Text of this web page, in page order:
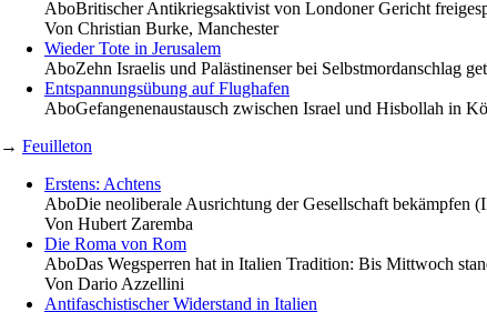
AboBritischer Antikriegsaktivist von Londoner Gericht
Von Christian Burke, Manchester
Wieder Tote in Jerusalem
AboZehn Israelis und Palästinenser bei Selbstmordanschlag
Entspannungsübung auf Flughafen
AboGefangenenaustausch zwischen Israel und Hisbollah in
→ Feuilleton
Erstens: Achtens
AboDie neoliberale Ausrichtung der Gesellschaft bekämpfen
Von Hubert Zaremba
Die Roma von Rom
AboDas Wegsperren hat in Italien Tradition: Bis Mittwoch
Von Dario Azzellini
Antifaschistischer Widerstand in Italien